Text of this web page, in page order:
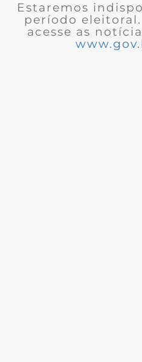
Estaremos
período
acesse as